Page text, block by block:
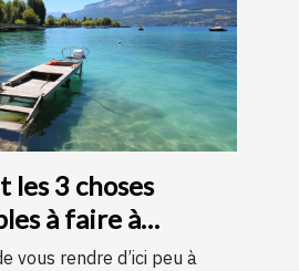
les 3 choses
à faire à
vous rendre d’ici peu à